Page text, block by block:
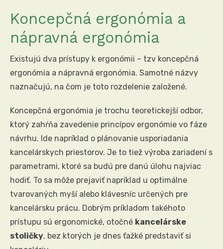
Koncepčná ergonómia a
nápravná ergonómia
Existujú dva prístupy k ergonómii – tzv koncepčná
ergonómia a nápravná ergonómia. Samotné názvy
naznačujú, na čom je toto rozdelenie založené.
Koncepčná ergonómia je trochu teoretickejší odbor,
ktorý zahŕňa zavedenie princípov ergonómie vo fáze
návrhu. Ide napríklad o plánovanie usporiadania
kancelárskych priestorov. Je to tiež výroba zariadení s
parametrami, ktoré sa budú pre danú úlohu najviac
hodiť. To sa môže prejaviť napríklad u optimálne
tvarovaných myší alebo klávesníc určených pre
kancelársku prácu. Dobrým príkladom takéhoto
prístupu sú ergonomické, otočné kancelárske
stoličky, bez ktorých je dnes ťažké predstaviť si